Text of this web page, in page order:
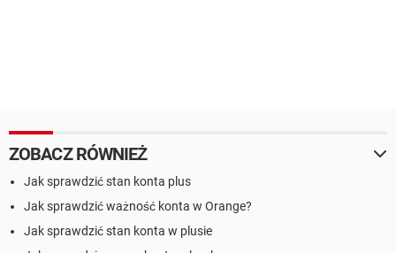
ZOBACZ RÓWNIEŻ
Jak sprawdzić stan konta plus
Jak sprawdzić ważność konta w Orange?
Jak sprawdzić stan konta w plusie